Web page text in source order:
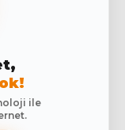
ile